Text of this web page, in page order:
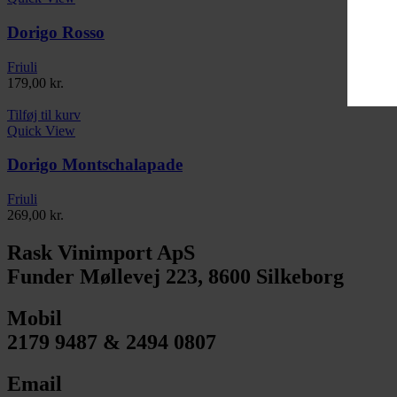
Dorigo Rosso
Friuli
179,00 kr.
Tilføj til kurv
Quick View
Dorigo Montschalapade
Friuli
269,00 kr.
Rask Vinimport ApS
Funder Møllevej 223, 8600 Silkeborg
Mobil
2179 9487 & 2494 0807
Email